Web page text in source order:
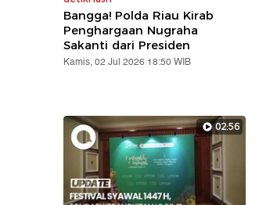
Bangga! Polda Riau Kirab
Penghargaan Nugraha
Sakanti dari Presiden
Kamis, 02 Jul 2026 18:50 WIB
02:56